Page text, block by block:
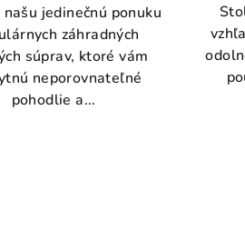
jedinečnú ponuku
záhradných
súprav, ktoré vám
neporovnateľné
pohodlie a...